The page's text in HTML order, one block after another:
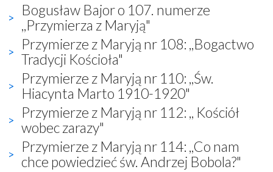
Bogusław Bajor o 107. numerze
,,Przymierza z Maryją"
Przymierze z Maryją nr 108: ,,Bogactwo
Tradycji Kościoła"
Przymierze z Maryją nr 110: ,,Św.
Hiacynta Marto 1910-1920"
Przymierze z Maryją nr 112: ,, Kościół
wobec zarazy"
Przymierze z Maryją nr 114: ,,Co nam
chce powiedzieć św. Andrzej Bobola?"